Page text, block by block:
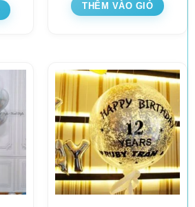
THÊM VÀO GIỎ